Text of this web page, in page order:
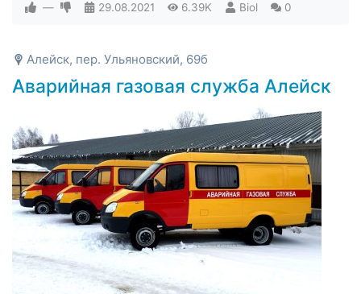
— 29.08.2021 6.39K Biol 0
Алейск, пер. Ульяновский, 69б
Аварийная газовая служба Алейск